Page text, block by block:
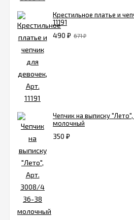
Крестильное платье и
11191
490 ₽ 671₽
Чепчик на выписку
молочный
350 ₽